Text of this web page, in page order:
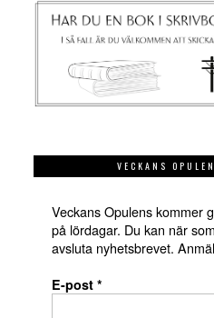
VECKANS
Veckans Opulens kommer
på lördagar. Du kan när
avsluta nyhetsbrevet.
E-post *